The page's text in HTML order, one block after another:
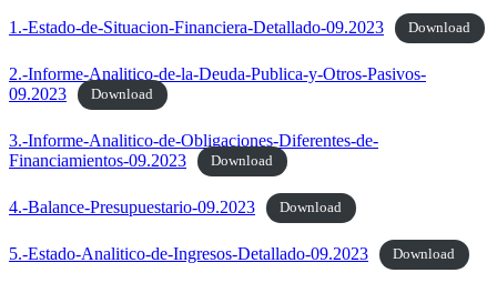
1.-Estado-de-Situacion-Financiera-Detallado-09.2023
Download
2.-Informe-Analitico-de-la-Deuda-Publica-y-Otros-Pasivos-
09.2023
Download
3.-Informe-Analitico-de-Obligaciones-Diferentes-de-
Financiamientos-09.2023
Download
4.-Balance-Presupuestario-09.2023 Download
5.-Estado-Analitico-de-Ingresos-Detallado-09.2023 Download